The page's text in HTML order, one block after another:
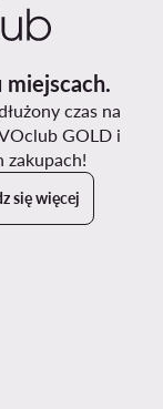
czas na
GOLD i
zakupach!
się więcej